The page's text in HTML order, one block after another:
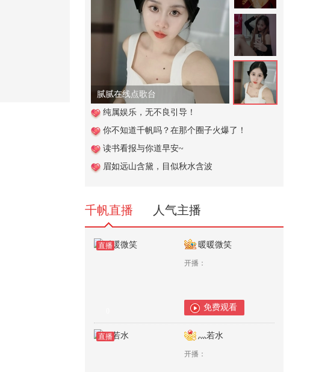
果蝇陷阱
1,000
努力生活的人，不需要向任何人低
2,882
鲁米和米拉虚假的善心#动画
2,189
中俄舰队主力在青岛集结完毕，必
须压一压美日31国的气焰
腻腻在线点歌台
纯属娱乐，无不良引导！
你不知道千帆吗？在那个圈子火爆了！
读书看报与你道早安~
眉如远山含黛，目似秋水含波
千帆直播 人气主播
直播 暖暖微笑
开播：
免费观看
直播 灬若水
开播：